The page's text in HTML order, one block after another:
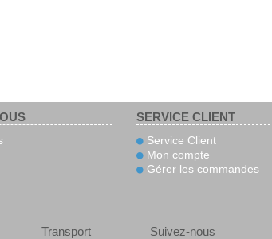
SERVICE CLIENT
Service Client
Mon compte
Gérer les commandes
Transport Suivez-nous